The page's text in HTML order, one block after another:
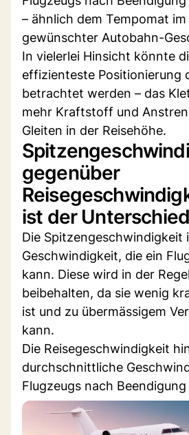
– ähnlich dem Tempomat
gewünschter Autobahn-
In vielerlei Hinsicht könnte
effizienteste Positionierung
betrachtet werden – das
mehr Kraftstoff und
Gleiten in der Reisehöhe.
gegenüber
ist der
Die Spitzengeschwindigkeit
Geschwindigkeit, die ein
kann. Diese wird in der
beibehalten, da sie wenig
ist und zu übermässigem
kann.
Die Reisegeschwindigkeit
durchschnittliche
Flugzeugs nach